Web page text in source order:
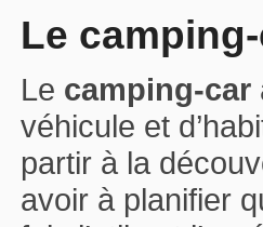
Le
Le camping-car
véhicule et
partir à la
avoir à planifier